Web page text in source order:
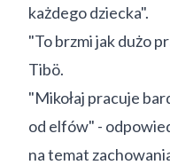
każdego dziecka".
"To brzmi jak dużo
Tibö.
"Mikołaj pracuje
od elfów" -
na temat